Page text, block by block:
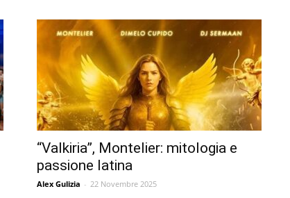
“Valkiria”, Montelier: mitologia e
passione latina
Alex Gulizia - 22 Novembre 2025